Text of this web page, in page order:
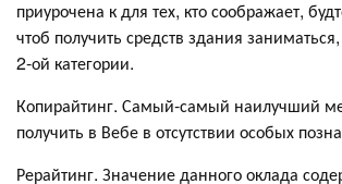
приурочена к для тех, кто соображает,
чтоб получить средств здания
2-ой категории.
Копирайтинг. Самый-самый наилучший
получить в Вебе в отсутствии особых
Рерайтинг. Значение данного оклада